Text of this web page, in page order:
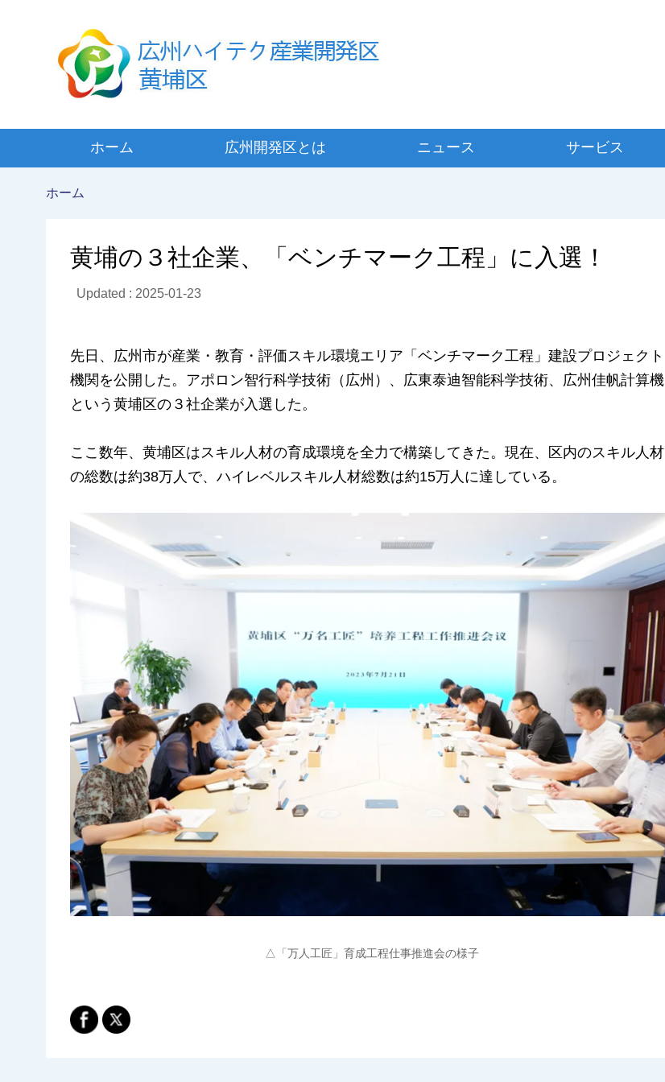
ホーム 広州開発区とは ニュース サービス
ホーム
黄埔の３社企業、「ベンチマーク工程」に入選！
Updated : 2025-01-23
先日、広州市が産業・教育・評価スキル環境エリア「ベンチマーク工程」建設プロジェクト
機関を公開した。アポロン智行科学技術（広州）、広東泰迪智能科学技術、広州佳帆計算機
という黄埔区の３社企業が入選した。
ここ数年、黄埔区はスキル人材の育成環境を全力で構築してきた。現在、区内のスキル人材
の総数は約38万人で、ハイレベルスキル人材総数は約15万人に達している。
△「万人工匠」育成工程仕事推進会の様子